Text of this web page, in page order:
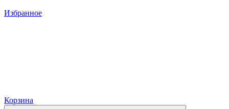
Избранное
Корзина